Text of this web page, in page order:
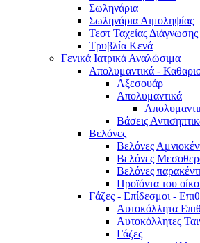
Σωληνάρια
Σωληνάρια Αιμοληψίας
Τεστ Ταχείας Διάγνωσης
Τρυβλία Κενά
Γενικά Ιατρικά Αναλώσιμα
Απολυμαντικά -
Αξεσουάρ
Απολυμαντικά
Βάσεις
Βελόνες
Βελόνες
Βελόνες
Βελόνες
Προϊόντα του
Γάζες - Επίδεσμοι -
Αυτοκόλλητα
Αυτοκόλλητες
Γάζες